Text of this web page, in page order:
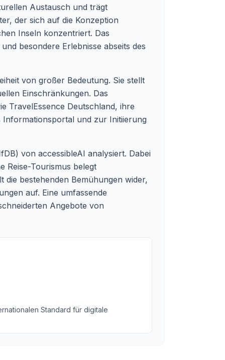
Austausch und trägt
der sich auf die Konzeption
Inseln konzentriert. Das
besondere Erlebnisse abseits des
von großer Bedeutung. Sie stellt
Einschränkungen. Das
TravelEssence Deutschland, ihre
Informationsportal und zur Initiierung
von accessibleAI analysiert. Dabei
Reise-Tourismus belegt
die bestehenden Bemühungen wider,
auf. Eine umfassende
Angebote von
Standard für digitale